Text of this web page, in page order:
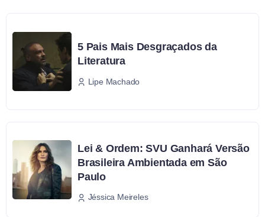
5 Pais Mais Desgraçados da
Literatura
Lipe Machado
Lei & Ordem: SVU Ganhará Versão
Brasileira Ambientada em São
Paulo
Jéssica Meireles